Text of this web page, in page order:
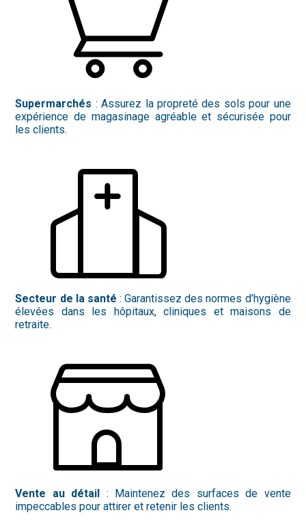
Supermarchés : Assurez la propreté des sols pour une
expérience de magasinage agréable et sécurisée pour
les clients.
Secteur de la santé : Garantissez des normes d’hygiène
élevées dans les hôpitaux, cliniques et maisons de
retraite.
Vente au détail
: Maintenez des surfaces de vente
impeccables pour attirer et retenir les clients.